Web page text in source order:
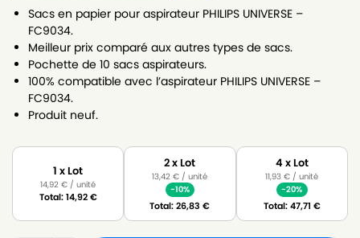
Sacs en papier pour aspirateur PHILIPS UNIVERSE –
FC9034.
Meilleur prix comparé aux autres types de sacs.
Pochette de 10 sacs aspirateurs.
100% compatible avec l’aspirateur PHILIPS UNIVERSE –
FC9034.
Produit neuf.
1 x Lot
14,92€ / unité
Total:14,92€
2 x Lot
13,42€ / unité
-10%
Total:26,83€
4 x Lot
11,93€ / unité
-20%
Total:47,71 €